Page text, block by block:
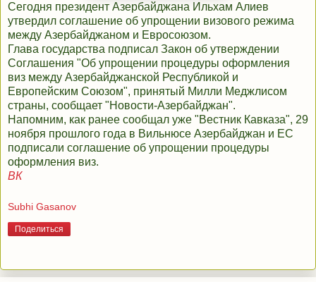
Сегодня президент Азербайджана Ильхам Алиев
утвердил соглашение об упрощении визового режима
между Азербайджаном и Евросоюзом.
Глава государства подписал Закон об утверждении
Соглашения "Об упрощении процедуры оформления
виз между Азербайджанской Республикой и
Европейским Союзом", принятый Милли Меджлисом
страны, сообщает "Новости-Азербайджан".
Напомним, как ранее сообщал уже "Вестник Кавказа", 29
ноября прошлого года в Вильнюсе Азербайджан и ЕС
подписали соглашение об упрощении процедуры
оформления виз.
ВК
Subhi Gasanov
Поделиться